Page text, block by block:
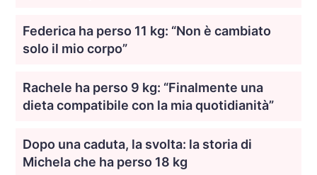
Federica ha perso 11 kg: “Non è cambiato
solo il mio corpo”
Rachele ha perso 9 kg: “Finalmente una
dieta compatibile con la mia quotidianità”
Dopo una caduta, la svolta: la storia di
Michela che ha perso 18 kg